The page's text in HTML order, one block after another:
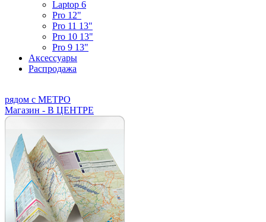
Laptop 6
Pro 12"
Pro 11 13"
Pro 10 13"
Pro 9 13"
Аксессуары
Распродажа
рядом с МЕТРО
Магазин - В ЦЕНТРЕ